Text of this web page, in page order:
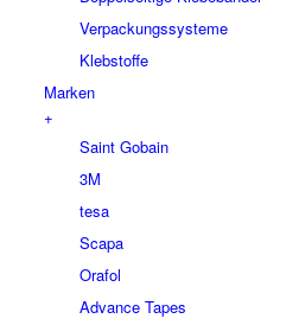
Verpackungssysteme
Klebstoffe
Marken
+
Saint Gobain
3M
tesa
Scapa
Orafol
Advance Tapes